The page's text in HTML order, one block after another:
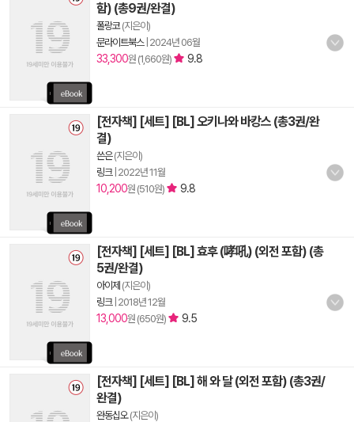
함) (총9권/완결)
폴랑코(지은이)
문라이트북스| 2024년 06월
33,300원 (1,660원) 9.8
[전자책] [세트] [BL] 오키나와 바캉스 (총3권/완
결)
쓴은(지은이)
링크| 2022년 11월
10,200원 (510원) 9.8
[전자책] [세트] [BL] 효후 (哮吼) (외전 포함) (총
5권/완결)
아이제 (지은이)
링크| 2018년 12월
13,000원 (650원) 9.5
[전자책] [세트] [BL] 해 와 달 (외전 포함) (총3권/
완결)
완동십오(지은이)